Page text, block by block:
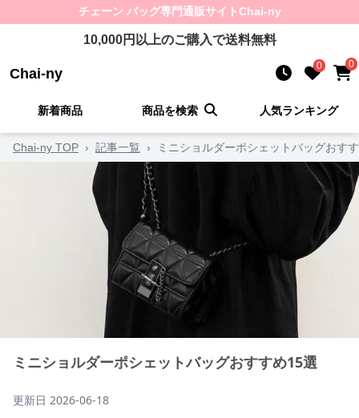
チェーン バッグ専門通販サイトChai-ny
10,000円以上のご購入で送料無料
Chai-ny 0 0
新着商品 商品を検索 人気ランキング
Chai-ny TOP › 記事一覧 › ミニショルダーポシェットバッグおす
ミニショルダーポシェットバッグおすすめ15選
更新日 2026-06-18